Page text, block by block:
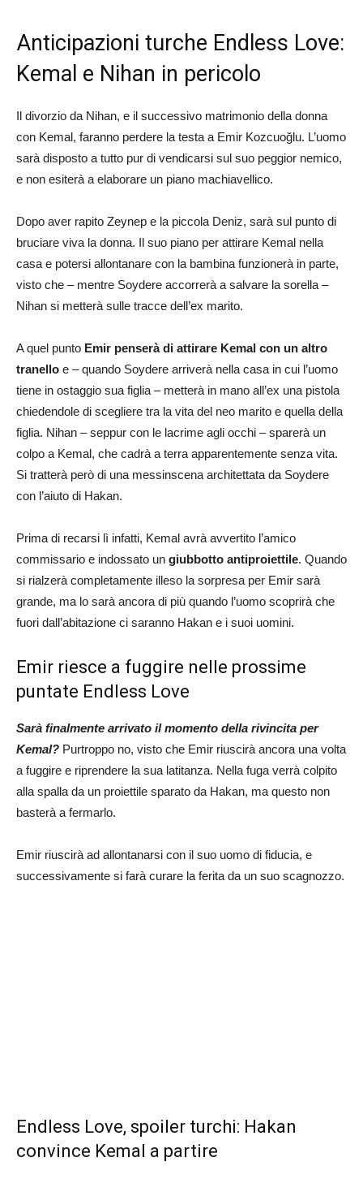
Anticipazioni turche Endless Love:
Kemal e Nihan in pericolo
Il divorzio da Nihan, e il successivo matrimonio della donna
con Kemal, faranno perdere la testa a Emir Kozcuoğlu. L’uomo
sarà disposto a tutto pur di vendicarsi sul suo peggior nemico,
e non esiterà a elaborare un piano machiavellico.
Dopo aver rapito Zeynep e la piccola Deniz, sarà sul punto di
bruciare viva la donna. Il suo piano per attirare Kemal nella
casa e potersi allontanare con la bambina funzionerà in parte,
visto che – mentre Soydere accorrerà a salvare la sorella –
Nihan si metterà sulle tracce dell’ex marito.
A quel punto Emir penserà di attirare Kemal con un altro
tranello e – quando Soydere arriverà nella casa in cui l’uomo
tiene in ostaggio sua figlia – metterà in mano all’ex una pistola
chiedendole di scegliere tra la vita del neo marito e quella della
figlia. Nihan – seppur con le lacrime agli occhi – sparerà un
colpo a Kemal, che cadrà a terra apparentemente senza vita.
Si tratterà però di una messinscena architettata da Soydere
con l’aiuto di Hakan.
Prima di recarsi lì infatti, Kemal avrà avvertito l’amico
commissario e indossato un giubbotto antiproiettile. Quando
si rialzerà completamente illeso la sorpresa per Emir sarà
grande, ma lo sarà ancora di più quando l’uomo scoprirà che
fuori dall’abitazione ci saranno Hakan e i suoi uomini.
Emir riesce a fuggire nelle prossime
puntate Endless Love
Sarà finalmente arrivato il momento della rivincita per
Kemal? Purtroppo no, visto che Emir riuscirà ancora una volta
a fuggire e riprendere la sua latitanza. Nella fuga verrà colpito
alla spalla da un proiettile sparato da Hakan, ma questo non
basterà a fermarlo.
Emir riuscirà ad allontanarsi con il suo uomo di fiducia, e
successivamente si farà curare la ferita da un suo scagnozzo.
Endless Love, spoiler turchi: Hakan
convince Kemal a partire